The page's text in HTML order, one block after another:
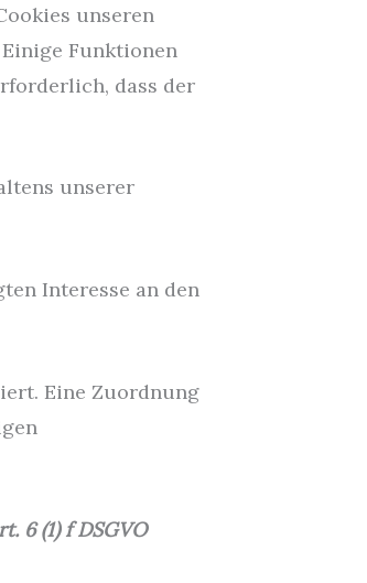
unseren
Funktionen
dass der
unserer
Interesse an den
Eine Zuordnung
6 (1) f DSGVO